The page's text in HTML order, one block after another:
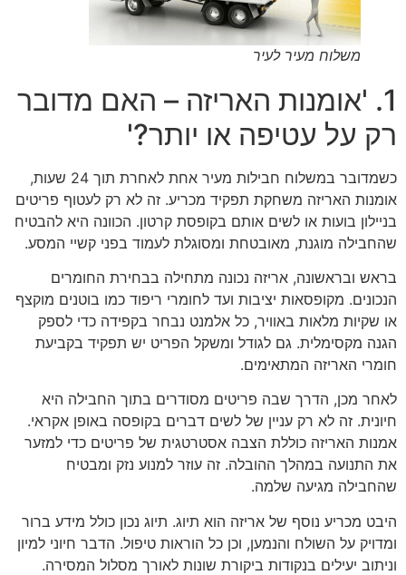
משלוח מעיר לעיר
1. 'אומנות האריזה – האם מדובר
רק על עטיפה או יותר?'
כשמדובר במשלוח חבילות מעיר אחת לאחרת תוך 24 שעות,
אומנות האריזה משחקת תפקיד מכריע. זה לא רק לעטוף פריטים
בניילון בועות או לשים אותם בקופסת קרטון. הכוונה היא להבטיח
שהחבילה מוגנת, מאובטחת ומסוגלת לעמוד בפני קשיי המסע.
בראש ובראשונה, אריזה נכונה מתחילה בבחירת החומרים
הנכונים. מקופסאות יציבות ועד לחומרי ריפוד כמו בוטנים מוקצף
או שקיות מלאות באוויר, כל אלמנט נבחר בקפידה כדי לספק
הגנה מקסימלית. גם לגודל ומשקל הפריט יש תפקיד בקביעת
חומרי האריזה המתאימים.
לאחר מכן, הדרך שבה פריטים מסודרים בתוך החבילה היא
חיונית. זה לא רק עניין של לשים דברים בקופסה באופן אקראי.
אמנות האריזה כוללת הצבה אסטרטגית של פריטים כדי למזער
את התנועה במהלך ההובלה. זה עוזר למנוע נזק ומבטיח
שהחבילה מגיעה שלמה.
היבט מכריע נוסף של אריזה הוא תיוג. תיוג נכון כולל מידע ברור
ומדויק על השולח והנמען, וכן כל הוראות טיפול. הדבר חיוני למיון
וניתוב יעילים בנקודות ביקורת שונות לאורך מסלול המסירה.